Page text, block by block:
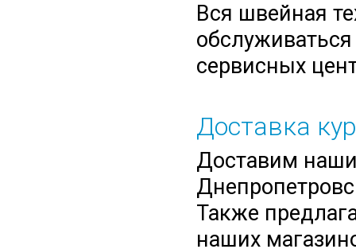
Вся швейная
сервисных
Доставка
Доставим
Также
наших